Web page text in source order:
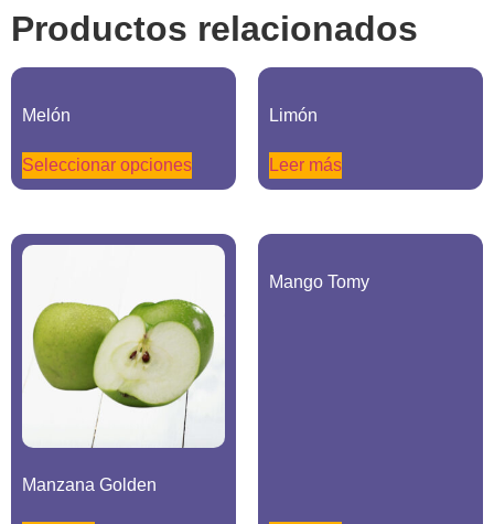
Productos relacionados
Melón
Seleccionar opciones
Limón
Leer más
Manzana Golden
Mango Tomy